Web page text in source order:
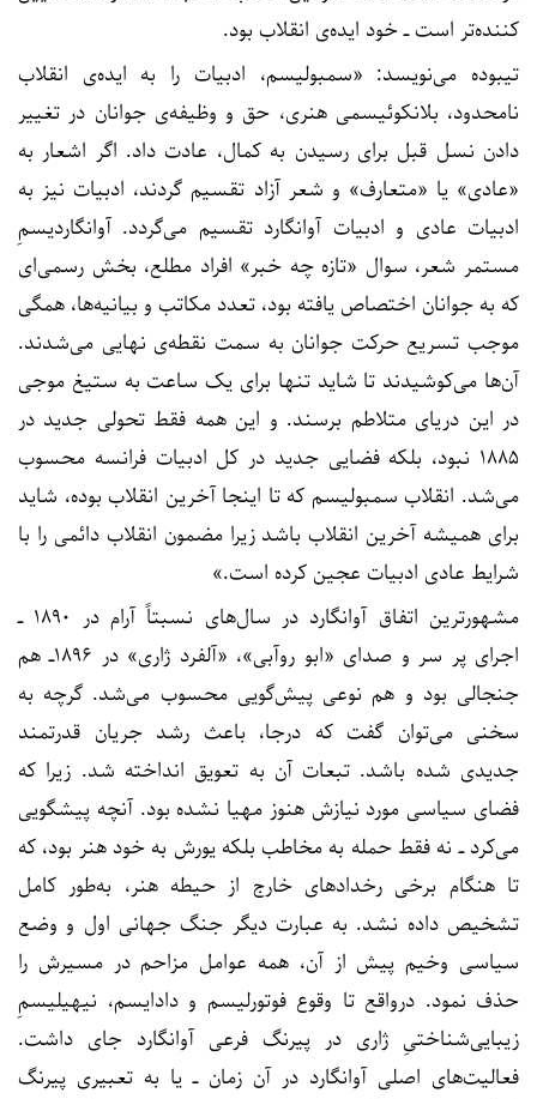
کننده‌تر است ــ خود ایده‌ی انقلاب بود.
تیبوده می‌نویسد: «سمبولیسم، ادبیات را به ایده‌ی انقلاب
نامحدود، بلانکوئیسمی هنری، حق و وظیفه‌ی جوانان در تغییر
دادن نسل قبل برای رسیدن به کمال، عادت داد. اگر اشعار به
«عادی» یا «متعارف» و شعر آزاد تقسیم گردند، ادبیات نیز به
ادبیات عادی و ادبیات آوانگارد تقسیم می‌گردد. آوانگاردیسمِ
مستمر شعر، سوال «تازه چه خبر» افراد مطلع، بخش رسمی‌ای
که به جوانان اختصاص یافته بود، تعدد مکاتب و بیانیه‌ها، همگی
موجب تسریع حرکت جوانان به سمت نقطه‌ی نهایی می‌شدند.
آن‌ها می‌کوشیدند تا شاید تنها برای یک ساعت به ستیغ موجی
در این دریای متلاطم برسند. و این همه فقط تحولی جدید در
۱۸۸۵ نبود، بلکه فضایی جدید در کل ادبیات فرانسه محسوب
می‌شد. انقلاب سمبولیسم که تا اینجا آخرین انقلاب بوده، شاید
برای همیشه آخرین انقلاب باشد زیرا مضمون انقلاب دائمی را با
شرایط عادی ادبیات عجین کرده است.»
مشهورترین اتفاق آوانگارد در سال‌های نسبتاً آرام در ۱۸۹۰ ــ
اجرای پر سر و صدای «ابو روآبی»، «آلفرد ژاری» در ۱۸۹۶ــ هم
جنجالی بود و هم نوعی پیش‌گویی محسوب می‌شد. گرچه به
سخنی می‌توان گفت که درجا، باعث رشد جریان قدرتمند
جدیدی شده باشد. تبعات آن به تعویق انداخته شد. زیرا که
فضای سیاسی مورد نیازش هنوز مهیا نشده بود. آنچه پیشگویی
می‌کرد ــ نه فقط حمله به مخاطب بلکه یورش به خود هنر بود، که
تا هنگام برخی رخدادهای خارج از حیطه هنر، به‌طور کامل
تشخیص داده نشد. به عبارت دیگر جنگ جهانی اول و وضع
سیاسی وخیم پیش از آن، همه عوامل مزاحم در مسیرش را
حذف نمود. درواقع تا وقوع فوتورلیسم و دادایسم، نیهیلیسمِ
زیبایی‌شناختیِ ژاری در پیرنگ فرعی آوانگارد جای داشت.
فعالیت‌های اصلی آوانگارد در آن زمان ــ یا به تعبیری پیرنگ